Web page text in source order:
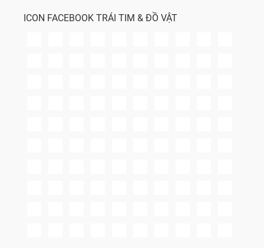
ICON FACEBOOK TRÁI TIM & ĐỒ VẬT